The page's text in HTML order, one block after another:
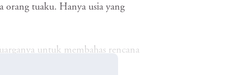
orang tuaku. Hanya usia yang
untuk membahas rencana
ibuku penuh penekanan.